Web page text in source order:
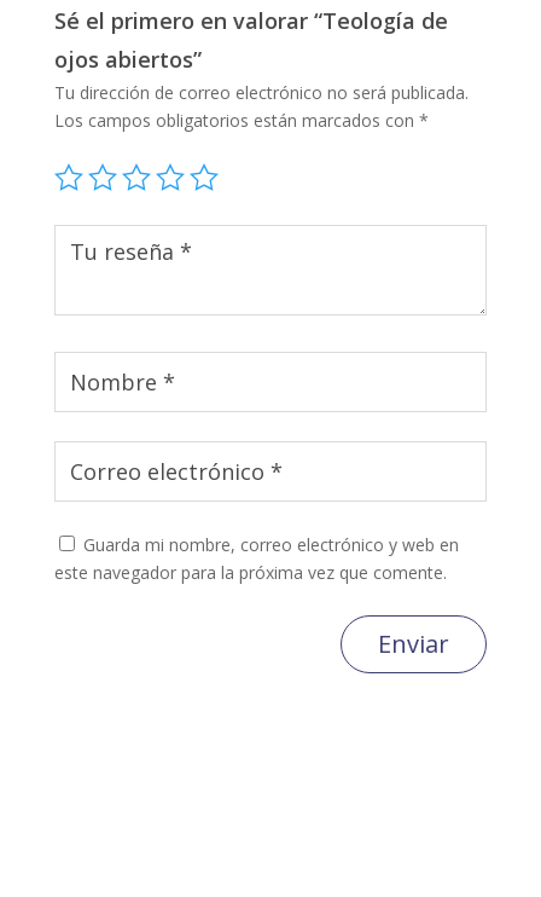
Sé el primero en valorar “Teología de
ojos abiertos”
Tu dirección de correo electrónico no será publicada.
Los campos obligatorios están marcados con *
Guarda mi nombre, correo electrónico y web en
este navegador para la próxima vez que comente.
Enviar